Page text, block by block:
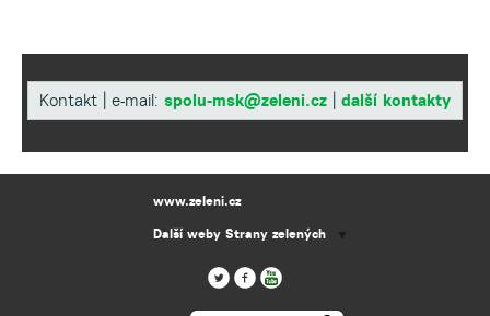
Kontakt | e-mail: spolu-msk@zeleni.cz další kontakty
www.zeleni.cz
Další weby Strany zelených
▼